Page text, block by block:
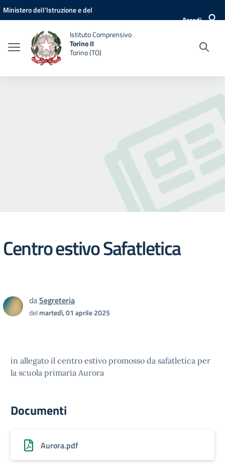
Vai ai contenuti
Vai al menu di navigazione
Vai al footer
Ministero dell'Istruzione e del
Accedi
Istituto Comprensivo
Torino II
Torino (TO)
Centro estivo Safatletica
daSegreteria
delmartedì, 01 aprile 2025
in allegato il centro estivo promosso da safatletica per
la scuola primaria Aurora
Documenti
Aurora.pdf